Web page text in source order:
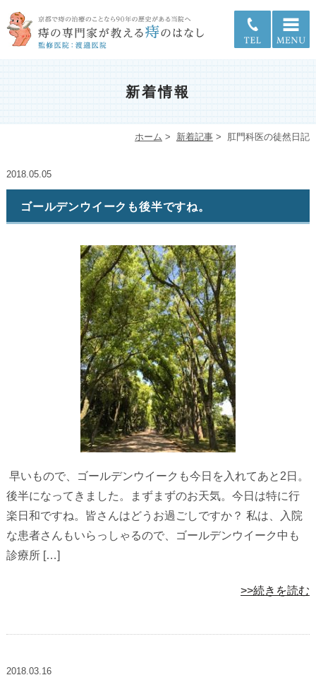
新着情報
ホーム > 新着記事 > 肛門科医の徒然日記
2018.05.05
ゴールデンウイークも後半ですね。
早いもので、ゴールデンウイークも今日を入れてあと2日。
後半になってきました。まずまずのお天気。今日は特に行
楽日和ですね。皆さんはどうお過ごしですか？ 私は、入院
な患者さんもいらっしゃるので、ゴールデンウイーク中も
診療所 […]
>>続きを読む
2018.03.16